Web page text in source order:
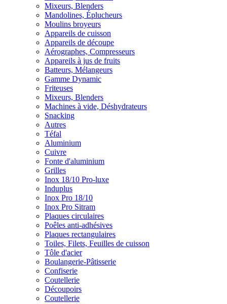
Mixeurs, Blenders
Mandolines, Éplucheurs
Moulins broyeurs
Appareils de cuisson
Appareils de découpe
Aérographes, Compresseurs
Appareils à jus de fruits
Batteurs, Mélangeurs
Gamme Dynamic
Friteuses
Mixeurs, Blenders
Machines à vide, Déshydrateurs
Snacking
Autres
Téfal
Aluminium
Cuivre
Fonte d'aluminium
Grilles
Inox 18/10 Pro-luxe
Induplus
Inox Pro 18/10
Inox Pro Sitram
Plaques circulaires
Poêles anti-adhésives
Plaques rectangulaires
Toiles, Filets, Feuilles de cuisson
Tôle d'acier
Boulangerie-Pâtisserie
Confiserie
Coutellerie
Découpoirs
Coutellerie